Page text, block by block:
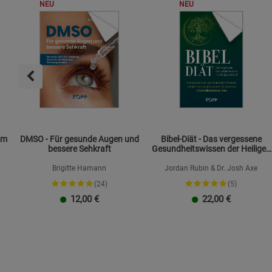
NEU
DMSO - Für gesunde Augen und
bessere Sehkraft
Brigitte Hamann
(24)
12,00 €
NEU
Bibel-Diät - Das vergessene
Gesundheitswissen der Heiligen
Jordan Rubin & Dr. Josh Axe
(5)
22,00 €